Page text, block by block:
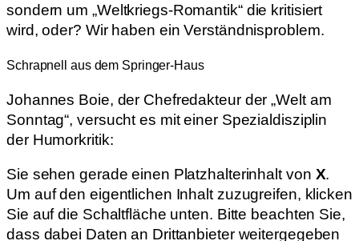
sondern um „Weltkriegs-Romantik“ die kritisiert
wird, oder? Wir haben ein Verständnisproblem.
Schrapnell aus dem Springer-Haus
Johannes Boie, der Chefredakteur der „Welt am
Sonntag“, versucht es mit einer Spezialdisziplin
der Humorkritik:
Sie sehen gerade einen Platzhalterinhalt von X.
Um auf den eigentlichen Inhalt zuzugreifen, klicken
Sie auf die Schaltfläche unten. Bitte beachten Sie,
dass dabei Daten an Drittanbieter weitergegeben